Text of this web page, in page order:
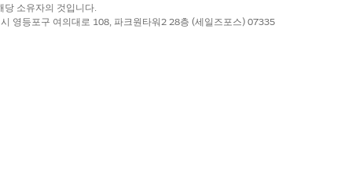
소유자의 것입니다.
영등포구 여의대로 108, 파크원타워2 28층 (세일즈포스) 07335